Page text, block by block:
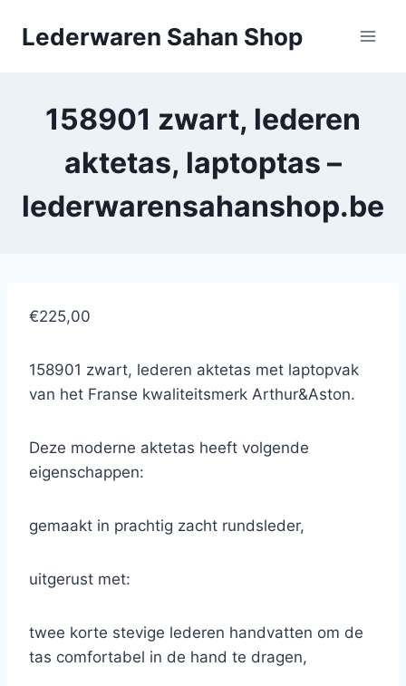
Lederwaren Sahan Shop
158901 zwart, lederen
aktetas, laptoptas –
lederwarensahanshop.be
€225,00
158901 zwart, lederen aktetas met laptopvak
van het Franse kwaliteitsmerk Arthur&Aston.
Deze moderne aktetas heeft volgende
eigenschappen:
gemaakt in prachtig zacht rundsleder,
uitgerust met:
twee korte stevige lederen handvatten om de
tas comfortabel in de hand te dragen,